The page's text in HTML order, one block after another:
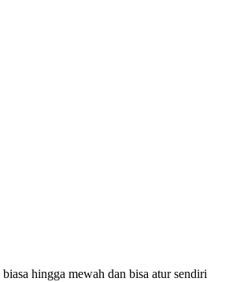
hingga mewah dan bisa atur sendiri